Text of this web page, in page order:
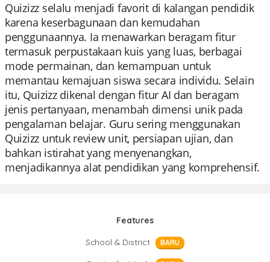
Quizizz selalu menjadi favorit di kalangan pendidik
karena keserbagunaan dan kemudahan
penggunaannya. Ia menawarkan beragam fitur
termasuk perpustakaan kuis yang luas, berbagai
mode permainan, dan kemampuan untuk
memantau kemajuan siswa secara individu. Selain
itu, Quizizz dikenal dengan fitur AI dan beragam
jenis pertanyaan, menambah dimensi unik pada
pengalaman belajar. Guru sering menggunakan
Quizizz untuk review unit, persiapan ujian, dan
bahkan istirahat yang menyenangkan,
menjadikannya alat pendidikan yang komprehensif.
Features
School & District
BARU